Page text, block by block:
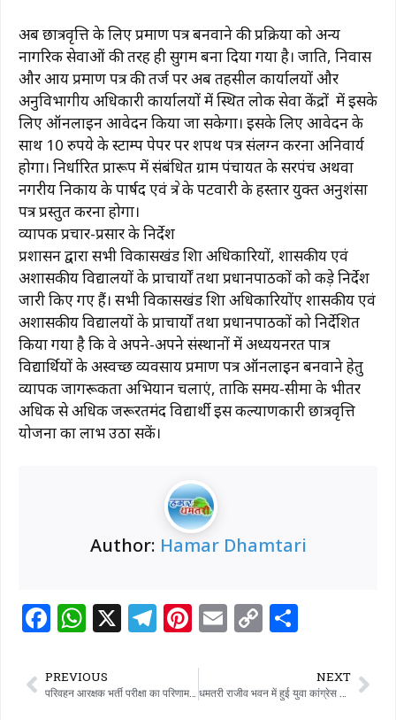
अब छात्रवृत्ति के लिए प्रमाण पत्र बनवाने की प्रक्रिया को अन्य
नागरिक सेवाओं की तरह ही सुगम बना दिया गया है। जाति, निवास
और आय प्रमाण पत्र की तर्ज पर अब तहसील कार्यालयों और
अनुविभागीय अधिकारी कार्यालयों में स्थित लोक सेवा केंद्रों में इसके
लिए ऑनलाइन आवेदन किया जा सकेगा। इसके लिए आवेदन के
साथ 10 रुपये के स्टाम्प पेपर पर शपथ पत्र संलग्न करना अनिवार्य
होगा। निर्धारित प्रारूप में संबंधित ग्राम पंचायत के सरपंच अथवा
नगरीय निकाय के पार्षद एवं क्षेत्र के पटवारी के हस्ताक्षर युक्त अनुशंसा
पत्र प्रस्तुत करना होगा।
व्यापक प्रचार-प्रसार के निर्देश
प्रशासन द्वारा सभी विकासखंड शिक्षा अधिकारियों, शासकीय एवं
अशासकीय विद्यालयों के प्राचार्यों तथा प्रधानपाठकों को कड़े निर्देश
जारी किए गए हैं। सभी विकासखंड शिक्षा अधिकारियोंए शासकीय एवं
अशासकीय विद्यालयों के प्राचार्यों तथा प्रधानपाठकों को निर्देशित
किया गया है कि वे अपने-अपने संस्थानों में अध्ययनरत पात्र
विद्यार्थियों के अस्वच्छ व्यवसाय प्रमाण पत्र ऑनलाइन बनवाने हेतु
व्यापक जागरूकता अभियान चलाएं, ताकि समय-सीमा के भीतर
अधिक से अधिक जरूरतमंद विद्यार्थी इस कल्याणकारी छात्रवृत्ति
योजना का लाभ उठा सकें।
Author: Hamar Dhamtari
F
c
e
W
at
s
X T
g
Pi
te
re
E
l
C
y
ar
e
PREVIOUS
परिवहन आरक्षक भर्ती परीक्षा का परिणाम जारी
NEXT
धमतरी राजीव भवन में हुई युवा कांग्रेस की बैठक, युवाओं की सक्रिय भागीदारी पर विशेष जोर